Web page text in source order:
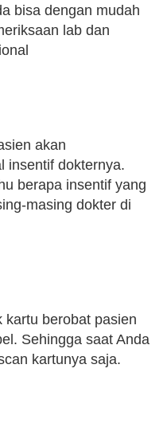
bisa dengan mudah
lab dan
akan
insentif dokternya.
berapa insentif yang
masing dokter di
kartu berobat pasien
Sehingga saat Anda
kartunya saja.